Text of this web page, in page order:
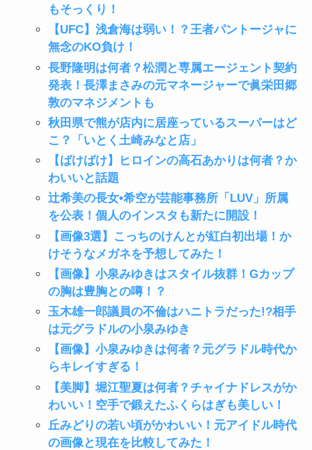
もそっくり！
【UFC】浅倉海は弱い！？王者パントージャに
無念のKO負け！
長野隆明は何者？松潤と専属エージェント契約
発表！長澤まさみの元マネージャーで眞栄田郷
敦のマネジメントも
秋田県で熊が店内に居座っているスーパーはど
こ？「いとく土崎みなと店」
【ばけばけ】ヒロインの高石あかりは何者？か
わいいと話題
辻希美の長女•希空が芸能事務所「LUV」所属
を公表！個人のインスタも新たに開設！
【画像3選】こっちのけんとが紅白初出場！か
けそうなメガネを予想してみた！
【画像】小泉みゆきはスタイル抜群！Gカップ
の胸は豊胸との噂！？
玉木雄一郎議員の不倫はハニトラだった!?相手
は元グラドルの小泉みゆき
【画像】小泉みゆきは何者？元グラドル時代か
らキレイすぎる！
【美脚】堀江聖夏は何者？チャイナドレスがか
わいい！空手で鍛えたふくらはぎも美しい！
丘みどりの若い頃がかわいい！元アイドル時代
の画像と現在を比較してみた！